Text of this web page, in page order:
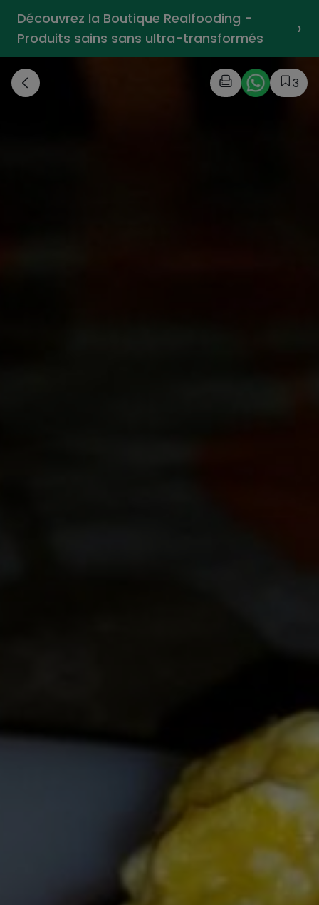
Découvrez la Boutique Realfooding -
Produits sains sans ultra-transformés
›
3